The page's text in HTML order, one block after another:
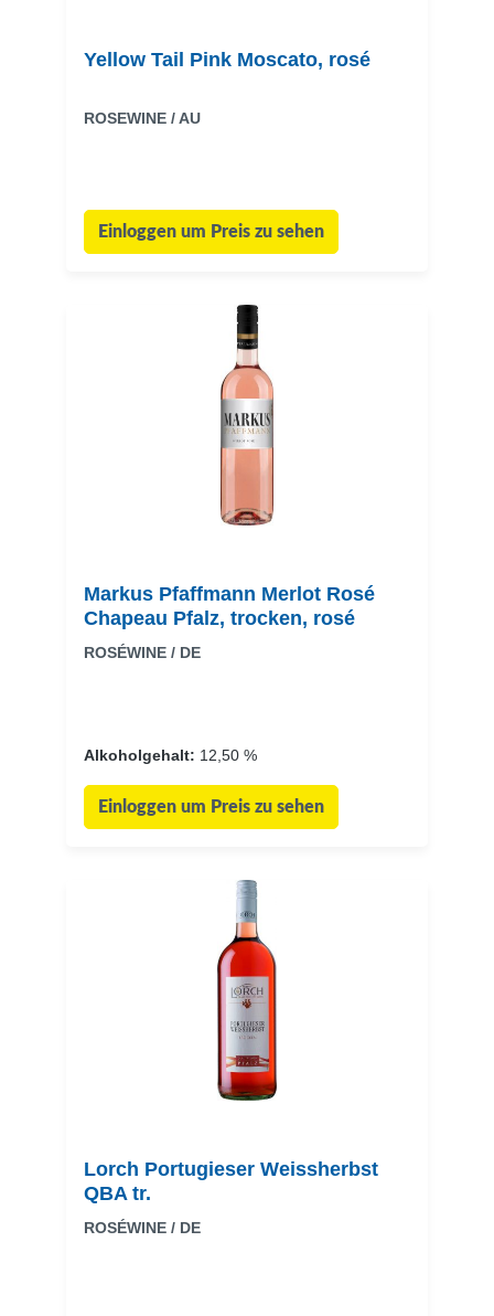
Yellow Tail Pink Moscato, rosé
ROSEWINE / AU
Einloggen um Preis zu sehen
Markus Pfaffmann Merlot Rosé
Chapeau Pfalz, trocken, rosé
ROSÉWINE / DE
Alkoholgehalt: 12,50 %
Einloggen um Preis zu sehen
Lorch Portugieser Weissherbst
QBA tr.
ROSÉWINE / DE